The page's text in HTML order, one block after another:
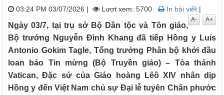
03:24 PM 03/07/2026 | Lượt xem: 5700 In bài viết |
A+
A-
Ngày 03/7, tại trụ sở Bộ Dân tộc và Tôn giáo,
Bộ trưởng Nguyễn Đình Khang đã tiếp Hồng y Luis
Antonio Gokim Tagle, Tổng trưởng Phân bộ khởi đầu
loan báo Tin mừng (Bộ Truyền giáo) – Tòa thánh
Vatican, Đặc sứ của Giáo hoàng Lêô XIV nhân dịp
Hồng y đến Việt Nam chủ sự Đại lễ tuyên Chân phước